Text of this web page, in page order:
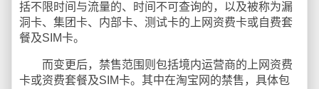
括不限时间与流量的、时间不可查询的，以及被称为漏
洞卡、集团卡、内部卡、测试卡的上网资费卡或自费套
餐及SIM卡。
而变更后，禁售范围则包括境内运营商的上网资费
卡或资费套餐及SIM卡。其中在淘宝网的禁售，具体包